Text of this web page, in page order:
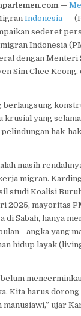
—
Indonesia
sederet
Indonesia
dengan Menteri
Sim Chee
berlangsung
krusial yang
pelindungan hak-
masih
migran.
studi Koalisi
2025, mayoritas
di Sabah, hanya
yang
hidup layak
Kita harus
ujar